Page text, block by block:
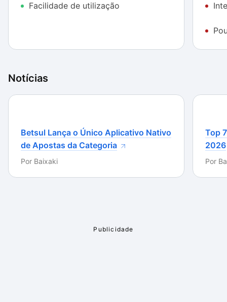
processo de escolha e conversão de um vídeo
emergenciais, já que a versão demo dispõe de todas
Facilidade de utilização
Notícias
Betsul Lança o Único Aplicativo Nativo
de Apostas da Categoria
Por Baixaki
Top
2026
Por